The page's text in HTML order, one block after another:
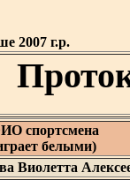
2007 г.р.
спортсмена
белыми)
Виолетта